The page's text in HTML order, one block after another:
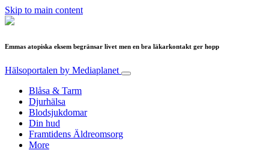
Skip to main content
Emmas atopiska eksem begränsar livet men en bra läkarkontakt ger hopp
Hälsoportalen by Mediaplanet
Blåsa & Tarm
Djurhälsa
Blodsjukdomar
Din hud
Framtidens Äldreomsorg
More